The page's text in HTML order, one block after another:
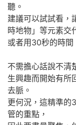
聽。
建議可以試試看，
時地物」等元素交
或者用30秒的時間
不需擔心話說不清
生興趣而開始有所
去脈。
更何況，這精準的
管的重點，